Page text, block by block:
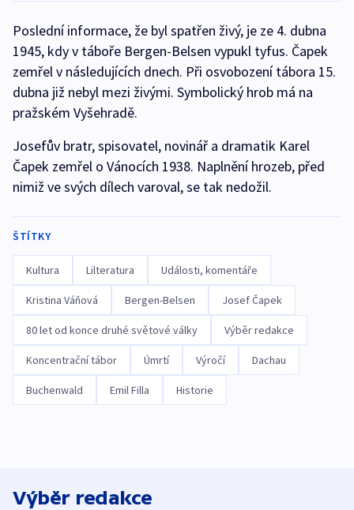
Poslední informace, že byl spatřen živý, je ze 4. dubna
1945, kdy v táboře Bergen-Belsen vypukl tyfus. Čapek
zemřel v následujících dnech. Při osvobození tábora 15.
dubna již nebyl mezi živými. Symbolický hrob má na
pražském Vyšehradě.
Josefův bratr, spisovatel, novinář a dramatik Karel
Čapek zemřel o Vánocích 1938. Naplnění hrozeb, před
nimiž ve svých dílech varoval, se tak nedožil.
ŠTÍTKY
Kultura Lilteratura Události, komentáře
Kristina Váňová Bergen-Belsen Josef Čapek
80 let od konce druhé světové války Výběr redakce
Koncentrační tábor Úmrtí Výročí Dachau
Buchenwald Emil Filla Historie
Výběr redakce